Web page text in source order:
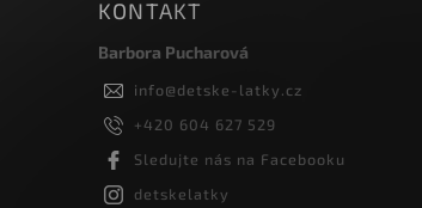
KONTAKT
Barbora Pucharová
info@detske-latky.cz
+420 604 627 529
Sledujte nás na Facebooku
detskelatky